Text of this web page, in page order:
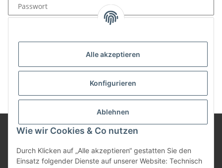
Alle akzeptieren
Konfigurieren
Ablehnen
Wie wir Cookies & Co nutzen
Durch Klicken auf „Alle akzeptieren“ gestatten Sie den
Einsatz folgender Dienste auf unserer Website: Technisch
Passwort
Neu hier?Jetzt registrieren!
Informationen